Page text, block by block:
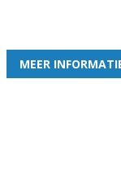
en geniet iedere
MEER